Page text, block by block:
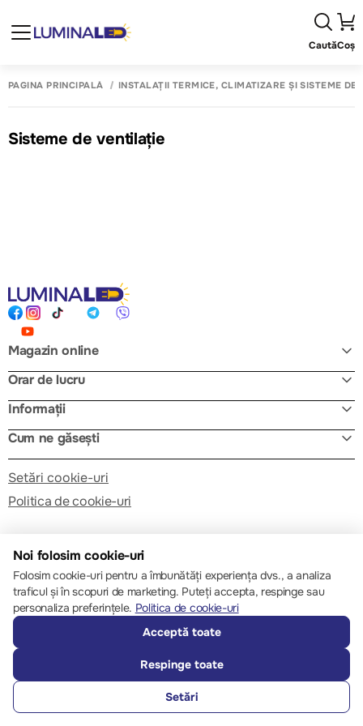
CautăCoș
PAGINA PRINCIPALĂ INSTALAȚII TERMICE, CLIMATIZARE ȘI SISTEME DE
Sisteme de ventilație
Magazin online
Orar de lucru
Informații
Cum ne găsești
Setări cookie-uri
Politica de cookie-uri
© 2013 – 2026 ECOM
SUNĂ-NE FAVORITE CATALOG COMPARĂ AUTENTIFICARE
Noi folosim cookie-uri
Folosim cookie-uri pentru a îmbunătăți experiența dvs., a analiza
traficul și în scopuri de marketing. Puteți accepta, respinge sau
personaliza preferințele. Politica de cookie-uri
Acceptă toate
Respinge toate
Setări